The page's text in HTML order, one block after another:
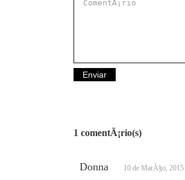
1 comentÃ¡rio(s)
Donna 10 de MarÃ§o,